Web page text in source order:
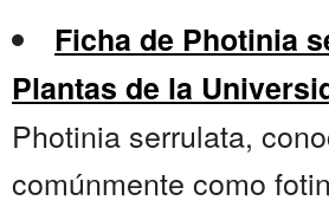
Ficha de Photinia
Plantas de la
Photinia serrulata,
comúnmente como